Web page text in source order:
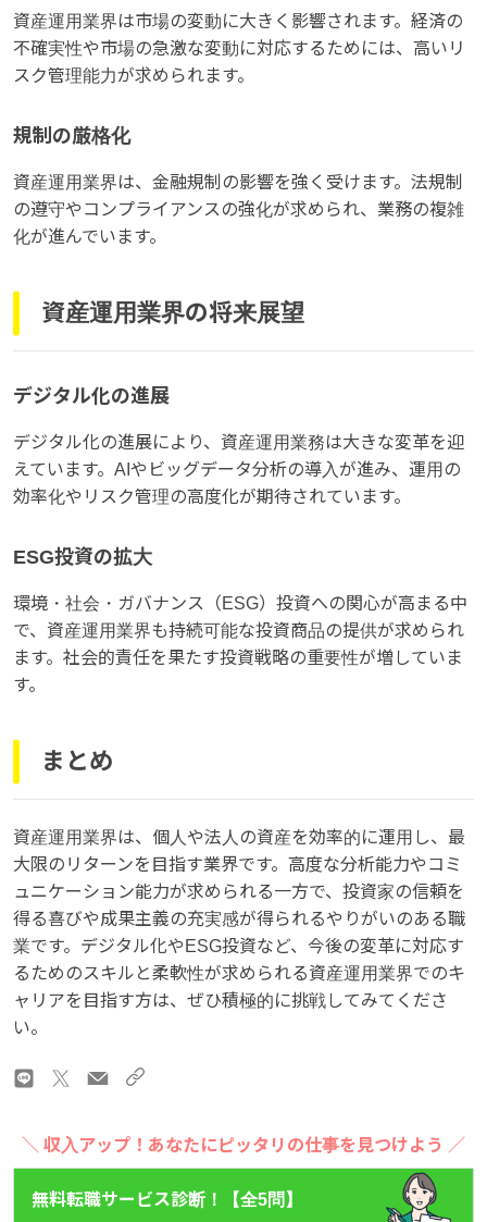
資産運用業界は市場の変動に大きく影響されます。経済の
不確実性や市場の急激な変動に対応するためには、高いリ
スク管理能力が求められます。
規制の厳格化
資産運用業界は、金融規制の影響を強く受けます。法規制
の遵守やコンプライアンスの強化が求められ、業務の複雑
化が進んでいます。
資産運用業界の将来展望
デジタル化の進展
デジタル化の進展により、資産運用業務は大きな変革を迎
えています。AIやビッグデータ分析の導入が進み、運用の
効率化やリスク管理の高度化が期待されています。
ESG投資の拡大
環境・社会・ガバナンス（ESG）投資への関心が高まる中
で、資産運用業界も持続可能な投資商品の提供が求められ
ます。社会的責任を果たす投資戦略の重要性が増していま
す。
まとめ
資産運用業界は、個人や法人の資産を効率的に運用し、最
大限のリターンを目指す業界です。高度な分析能力やコミ
ュニケーション能力が求められる一方で、投資家の信頼を
得る喜びや成果主義の充実感が得られるやりがいのある職
業です。デジタル化やESG投資など、今後の変革に対応す
るためのスキルと柔軟性が求められる資産運用業界でのキ
ャリアを目指す方は、ぜひ積極的に挑戦してみてくださ
い。
＼ 収入アップ！あなたにピッタリの仕事を見つけよう ／
無料転職サービス診断！【全5問】